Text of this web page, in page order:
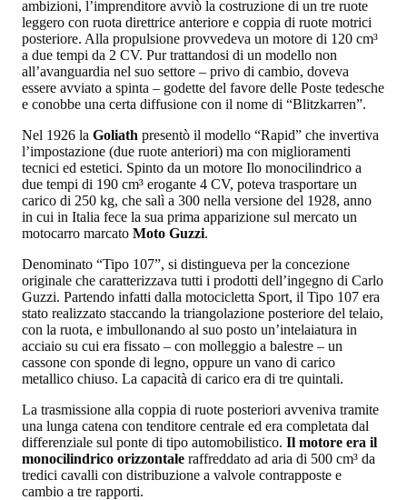
ambizioni, l’imprenditore avviò la costruzione di un tre ruote
leggero con ruota direttrice anteriore e coppia di ruote motrici
posteriore. Alla propulsione provvedeva un motore di 120 cm³
a due tempi da 2 CV. Pur trattandosi di un modello non
all’avanguardia nel suo settore – privo di cambio, doveva
essere avviato a spinta – godette del favore delle Poste tedesche
e conobbe una certa diffusione con il nome di “Blitzkarren”.
Nel 1926 la Goliath presentò il modello “Rapid” che invertiva
l’impostazione (due ruote anteriori) ma con miglioramenti
tecnici ed estetici. Spinto da un motore Ilo monocilindrico a
due tempi di 190 cm³ erogante 4 CV, poteva trasportare un
carico di 250 kg, che salì a 300 nella versione del 1928, anno
in cui in Italia fece la sua prima apparizione sul mercato un
motocarro marcato Moto Guzzi.
Denominato “Tipo 107”, si distingueva per la concezione
originale che caratterizzava tutti i prodotti dell’ingegno di Carlo
Guzzi. Partendo infatti dalla motocicletta Sport, il Tipo 107 era
stato realizzato staccando la triangolazione posteriore del telaio,
con la ruota, e imbullonando al suo posto un’intelaiatura in
acciaio su cui era fissato – con molleggio a balestre – un
cassone con sponde di legno, oppure un vano di carico
metallico chiuso. La capacità di carico era di tre quintali.
La trasmissione alla coppia di ruote posteriori avveniva tramite
una lunga catena con tenditore centrale ed era completata dal
differenziale sul ponte di tipo automobilistico. Il motore era il
monocilindrico orizzontale raffreddato ad aria di 500 cm³ da
tredici cavalli con distribuzione a valvole contrapposte e
cambio a tre rapporti.